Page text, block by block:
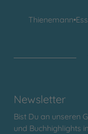
Thienemann•
Newsletter
Bist Du an unseren
und Buchhighlights